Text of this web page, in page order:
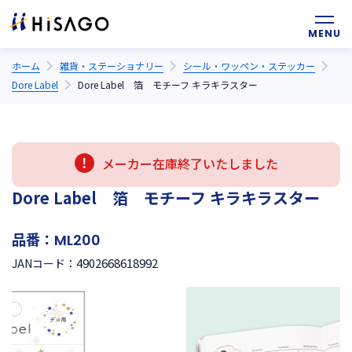
ホーム 雑貨・ステーショナリー
シール・ワッペン・ステッカー
Dore Label
Dore Label 箔 モチーフ キラキラスター
メーカー在庫終了いたしました
Dore Label 箔 モチーフ キラキラスター
品番： ML200
JANコード： 4902668618992